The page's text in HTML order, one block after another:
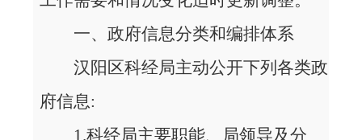
一、政府信息分类和编排体系
汉阳区科经局主动公开下列各类政
府信息:
1.科经局主要职能、局领导及分